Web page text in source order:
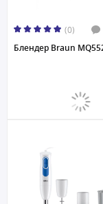
(0)
Блендер Braun